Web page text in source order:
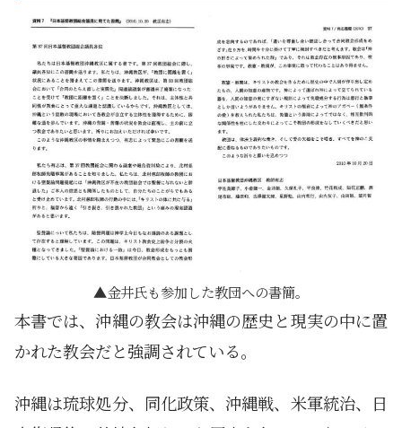
金井氏も参加した教団への書簡。
本書では、沖縄の教会は沖縄の歴史と現実の中に置
かれた教会だと強調されている。
沖縄は琉球処分、同化政策、沖縄戦、米軍統治、日